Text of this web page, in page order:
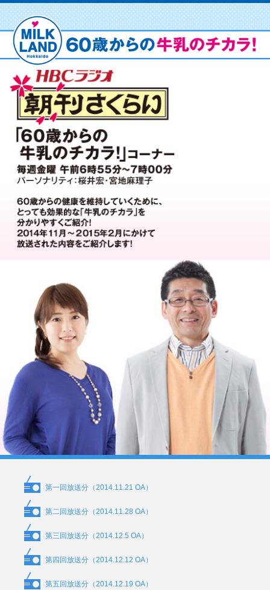
第一回放送分（2014.11.21 OA）
第二回放送分（2014.11.28 OA）
第三回放送分（2014.12.5 OA）
第四回放送分（2014.12.12 OA）
第五回放送分（2014.12.19 OA）